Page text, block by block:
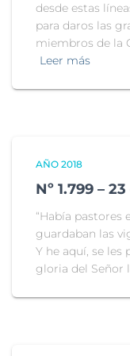
desde estas
para daros las
miembros de la
Leer más
AÑO 2018
Nº 1.799 –
“Había pastores
guardaban las
Y he aquí, se les
gloria del Señor